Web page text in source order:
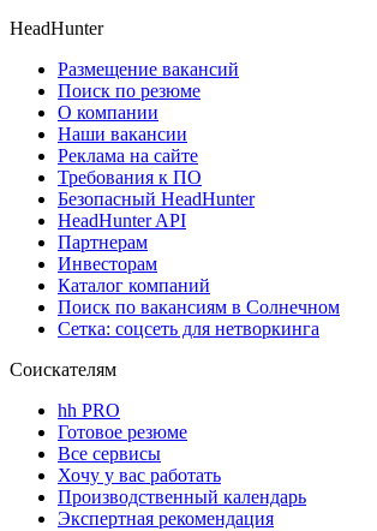
HeadHunter
Размещение вакансий
Поиск по резюме
О компании
Наши вакансии
Реклама на сайте
Требования к ПО
Безопасный HeadHunter
HeadHunter API
Партнерам
Инвесторам
Каталог компаний
Поиск по вакансиям в Солнечном
Сетка: соцсеть для нетворкинга
Соискателям
hh PRO
Готовое резюме
Все сервисы
Хочу у вас работать
Производственный календарь
Экспертная рекомендация